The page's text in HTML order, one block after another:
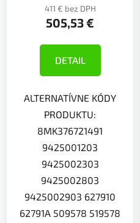
411 € bez DPH
505,53 €
DETAIL
ALTERNATÍVNE KÓDY
PRODUKTU:
8MK376721491
9425001203
9425002303
9425002803
9425002903 627910
62791A 509578 519578